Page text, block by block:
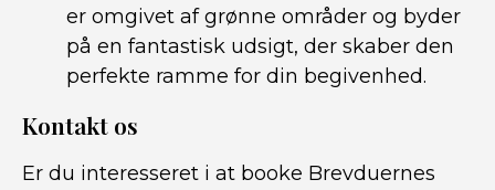
er omgivet af grønne områder og byder
på en fantastisk udsigt, der skaber den
perfekte ramme for din begivenhed.
Kontakt os
Er du interesseret i at booke Brevduernes